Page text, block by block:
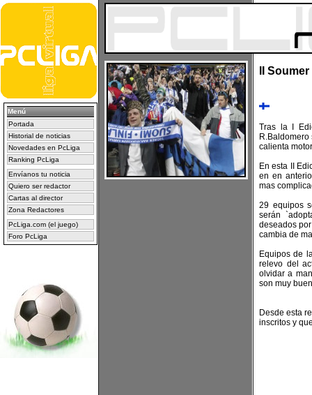
Menú
Portada
Historial de noticias
Novedades en PcLiga
Ranking PcLiga
Envíanos tu noticia
Quiero ser redactor
Cartas al director
Zona Redactores
PcLiga.com (el juego)
Foro PcLiga
II
Tras la I
calienta
En esta II
en en
mas
29 equipos
serán
deseados
cambia de
Equipos de
relevo del
olvidar a
son muy
Desde esta
inscritos y